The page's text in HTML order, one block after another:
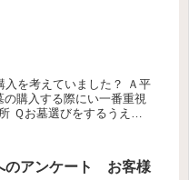
入を考えていました？ Ａ平
購入する際にい一番重視
Ｑお墓選びをするうえ
のアンケート お客様